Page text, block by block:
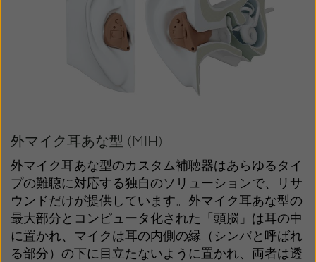
外マイク耳あな型 (MIH)
外マイク耳あな型のカスタム補聴器はあらゆるタイ
プの難聴に対応する独自のソリューションで、リサ
ウンドだけが提供しています。外マイク耳あな型の
最大部分とコンピュータ化された「頭脳」は耳の中
に置かれ、マイクは耳の内側の縁（シンバと呼ばれ
る部分）の下に目立たないように置かれ、両者は透